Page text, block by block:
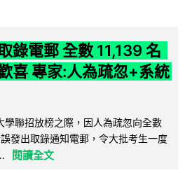
錄電郵 全數 11,139 名
喜 專家:人為疏忽+系統
學聯招放榜之際，因人為疏忽向全數
發出取錄通知電郵，令大批考生一度
閱讀全文